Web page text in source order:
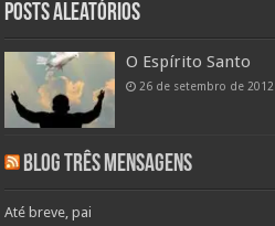
Posts aleatórios
O Espírito Santo
26 de setembro de 2012
Blog Três Mensagens
Até breve, pai